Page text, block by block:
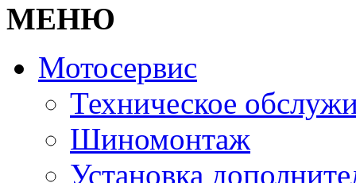
МЕНЮ
Мотосервис
Техническое
Шиномонтаж
Установка